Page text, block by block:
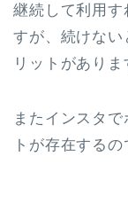
継続して利用す
すが、続けない
リットがありま
またインスタ
トが存在する